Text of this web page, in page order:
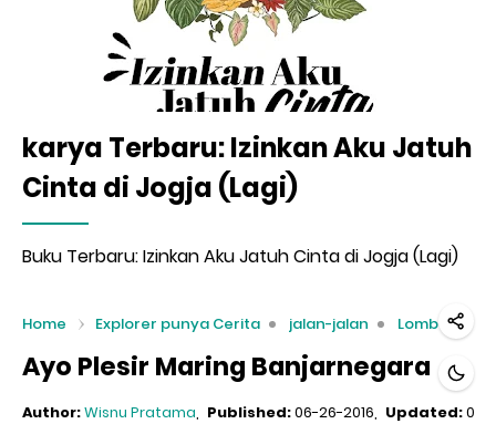
karya Terbaru: Izinkan Aku Jatuh
Cinta di Jogja (Lagi)
Buku Terbaru: Izinkan Aku Jatuh Cinta di Jogja (Lagi)
Home Explorer punya Cerita jalan-jalan Lomba
Ayo Plesir Maring Banjarnegara
Author:Wisnu Pratama Published:06-26-2016 Updated:07-